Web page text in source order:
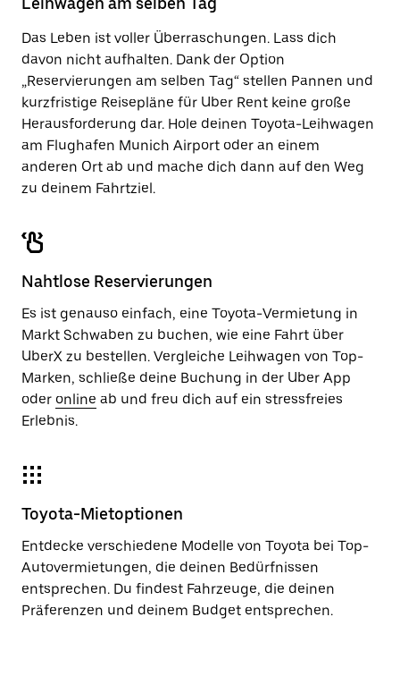
zu
Das Leben ist voller Überraschungen. Lass dich
davon nicht aufhalten. Dank der Option
„Reservierungen am selben Tag“ stellen Pannen und
kurzfristige Reisepläne für Uber Rent keine große
Herausforderung dar. Hole deinen Toyota-Leihwagen
am Flughafen Munich Airport oder an einem
anderen Ort ab und mache dich dann auf den Weg
zu deinem Fahrtziel.
Nahtlose Reservierungen
Es ist genauso einfach, eine Toyota-Vermietung in
Markt Schwaben zu buchen, wie eine Fahrt über
UberX zu bestellen. Vergleiche Leihwagen von Top-
Marken, schließe deine Buchung in der Uber App
oder online ab und freu dich auf ein stressfreies
Erlebnis.
Toyota-Mietoptionen
Entdecke verschiedene Modelle von Toyota bei Top-
Autovermietungen, die deinen Bedürfnissen
entsprechen. Du findest Fahrzeuge, die deinen
Präferenzen und deinem Budget entsprechen.